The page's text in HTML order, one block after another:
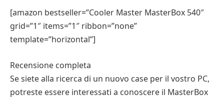
[amazon bestseller=”Cooler Master MasterBox 540″
grid=”1″ items=”1″ ribbon=”none”
template=”horizontal”]
Recensione completa
Se siete alla ricerca di un nuovo case per il vostro PC,
potreste essere interessati a conoscere il MasterBox